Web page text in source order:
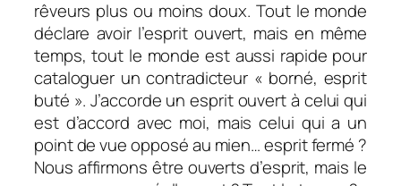
rêveurs plus ou moins doux. Tout le monde
déclare avoir l’esprit ouvert, mais en même
temps, tout le monde est aussi rapide pour
cataloguer un contradicteur « borné, esprit
buté ». J’accorde un esprit ouvert à celui qui
est d’accord avec moi, mais celui qui a un
point de vue opposé au mien… esprit fermé ?
Nous affirmons être ouverts d’esprit, mais le